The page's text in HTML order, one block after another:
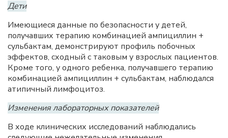
Дети
Имеющиеся данные по безопасности у детей,
получавших терапию комбинацией ампициллин +
сульбактам, демонстрируют профиль побочных
эффектов, сходный с таковым у взрослых пациентов.
Кроме того, у одного ребенка, получавшего терапию
комбинацией ампициллин + сульбактам, наблюдался
атипичный лимфоцитоз.
Изменения лабораторных показателей
В ходе клинических исследований наблюдались